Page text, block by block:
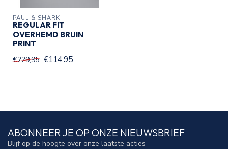
PAUL & SHARK
REGULAR FIT
OVERHEMD BRUIN
PRINT
€229,95 €114,95
ABONNEER JE OP ONZE NIEUWSBRIEF
Blijf op de hoogte over onze laatste acties